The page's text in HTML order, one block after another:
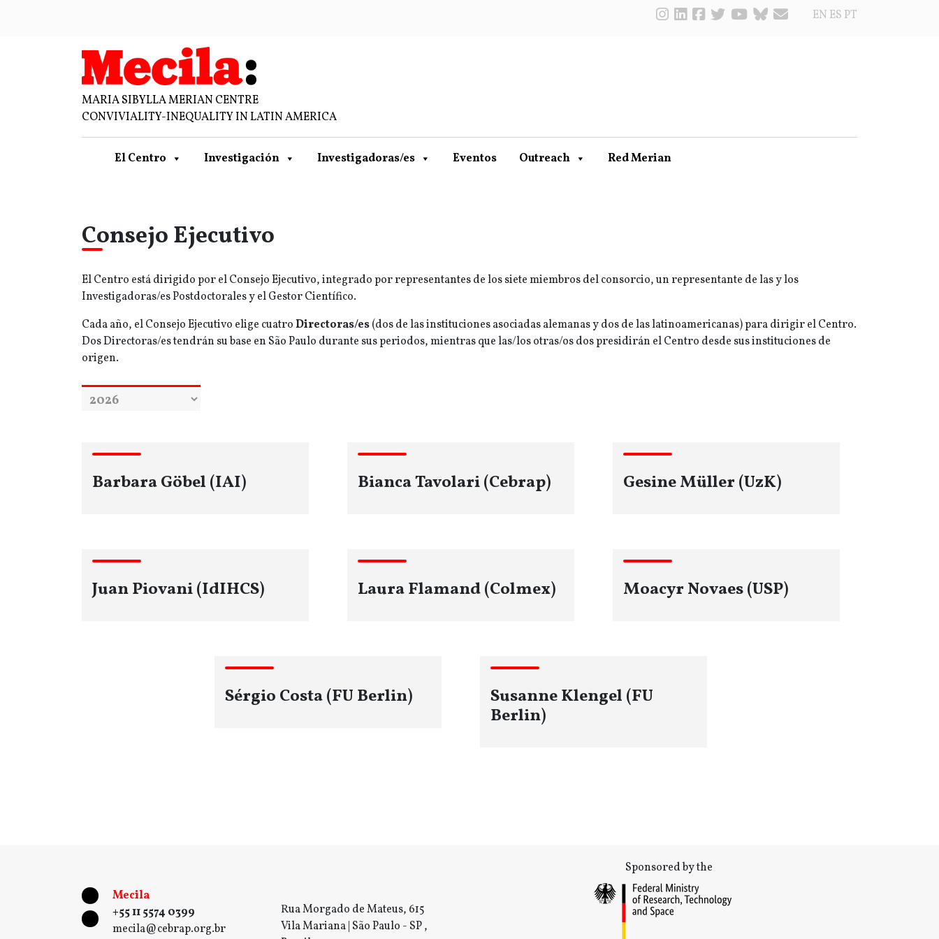
EN ES PT
MARIA SIBYLLA MERIAN CENTRE
CONVIVIALITY-INEQUALITY IN LATIN AMERICA
El Centro Investigación Investigadoras/es Eventos Outreach Red Merian
Consejo Ejecutivo
El Centro está dirigido por el Consejo Ejecutivo, integrado por representantes de los siete miembros del consorcio, un representante de las y los
Investigadoras/es Postdoctorales y el Gestor Científico.
Cada año, el Consejo Ejecutivo elige cuatroDirectoras/es(dos de las instituciones asociadas alemanas y dos de las latinoamericanas) para dirigir el Centro.
Dos Directoras/es tendrán su base en São Paulo durante sus periodos, mientras que las/los otras/os dos presidirán el Centro desde sus instituciones de
origen.
Barbara Göbel (IAI) Bianca Tavolari (Cebrap) Gesine Müller (UzK)
Juan Piovani (IdIHCS) Laura Flamand (Colmex) Moacyr Novaes (USP)
Sérgio Costa (FU Berlin)
Susanne Klengel (FU
Berlin)
Mecila
+55 11 5574 0399
mecila@cebrap.org.br
Rua Morgado de Mateus, 615
Vila Mariana | São Paulo - SP ,
Sponsored by the